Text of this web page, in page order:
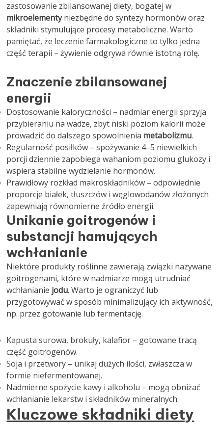
zastosowanie zbilansowanej diety, bogatej w
mikroelementyniezbędne do syntezy hormonów oraz
składniki stymulujące procesy metaboliczne. Warto
pamiętać, że leczenie farmakologiczne to tylko jedna
część terapii – żywienie odgrywa równie istotną rolę.
Znaczenie zbilansowanej
energii
Dostosowanie kaloryczności – nadmiar energii sprzyja
przybieraniu na wadze, zbyt niski poziom kalorii może
prowadzić do dalszego spowolnienia metabolizmu.
Regularność posiłków – spożywanie 4–5 niewielkich
porcji dziennie zapobiega wahaniom poziomu glukozy i
wspiera stabilne wydzielanie hormonów.
Prawidłowy rozkład makroskładników – odpowiednie
proporcje białek, tłuszczów i węglowodanów złożonych
zapewniają równomierne źródło energii.
Unikanie goitrogenów i
substancji hamujących
wchłanianie
Niektóre produkty roślinne zawierają związki nazywane
goitrogenami, które w nadmiarze mogą utrudniać
wchłanianie jodu. Warto je ograniczyć lub
przygotowywać w sposób minimalizujący ich aktywność,
np. przez gotowanie lub fermentację.
Kapusta surowa, brokuły, kalafior – gotowane tracą
część goitrogenów.
Soja i przetwory – unikaj dużych ilości, zwłaszcza w
formie niefermentowanej.
Nadmierne spożycie kawy i alkoholu – mogą obniżać
wchłanianie lekarstw i składników mineralnych.
Kluczowe składniki diety